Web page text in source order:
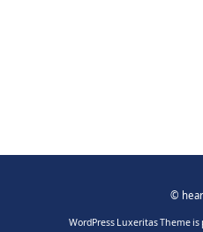
©
WordPress Luxeritas Theme is